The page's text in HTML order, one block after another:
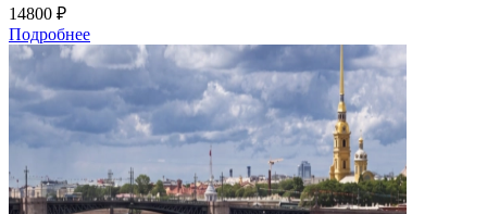
14800 ₽
Подробнее